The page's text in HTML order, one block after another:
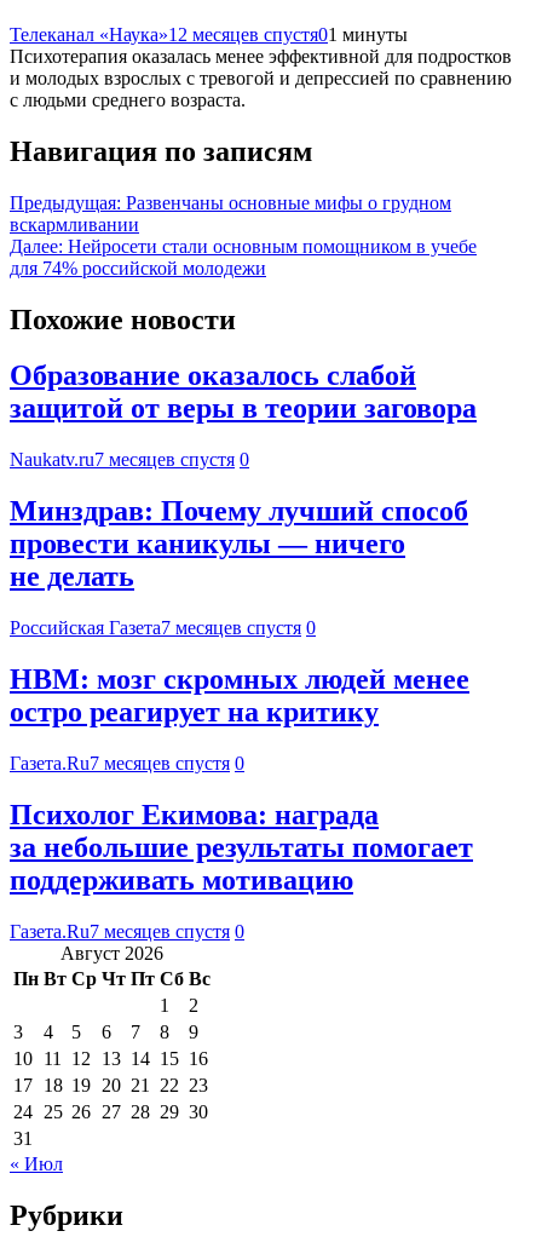
Телеканал «Наука»12 месяцев спустя01 минуты
Психотерапия оказалась менее эффективной для подростков
и молодых взрослых с тревогой и депрессией по сравнению
с людьми среднего возраста.
Навигация по записям
Предыдущая: Развенчаны основные мифы о грудном
вскармливании
Далее: Нейросети стали основным помощником в учебе
для 74% российской молодежи
Похожие новости
Образование оказалось слабой
защитой от веры в теории заговора
Naukatv.ru7 месяцев спустя 0
Минздрав: Почему лучший способ
провести каникулы — ничего
не делать
Российская Газета7 месяцев спустя 0
HBM: мозг скромных людей менее
остро реагирует на критику
Газета.Ru7 месяцев спустя 0
Психолог Екимова: награда
за небольшие результаты помогает
поддерживать мотивацию
Газета.Ru7 месяцев спустя 0
Август 2026
Пн Вт Ср Чт Пт Сб Вс
1
2
3
4 5 6 7 8
9
10 11 12 13 14 15 16
17 18 19 20 21 22 23
24 25 26 27 28 29 30
31
« Июл
Рубрики